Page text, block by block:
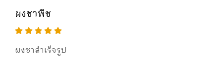
ผงชาพีช
ผงชาสำเร็จรูป